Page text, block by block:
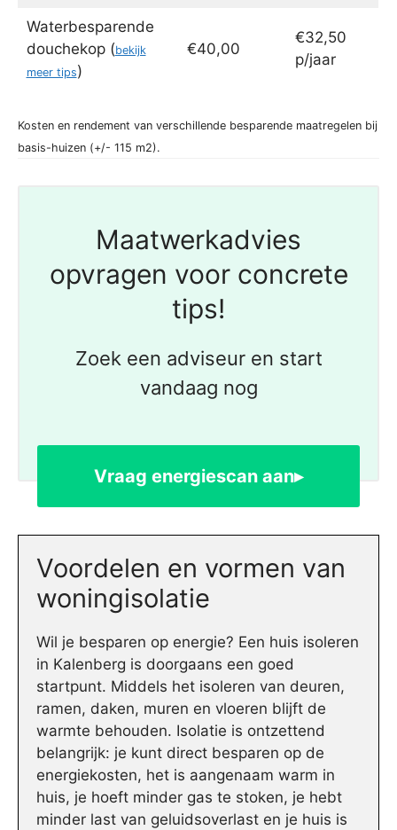
Waterbesparende
douchekop (bekijk
meer tips)
€40,00
€32,50
p/jaar
Kosten en rendement van verschillende besparende maatregelen bij
basis-huizen (+/- 115 m2).
Maatwerkadvies
opvragen voor concrete
tips!
Zoek een adviseur en start
vandaag nog
Vraag energiescan aan▸
Voordelen en vormen van
woningisolatie
Wil je besparen op energie? Een huis isoleren
in Kalenberg is doorgaans een goed
startpunt. Middels het isoleren van deuren,
ramen, daken, muren en vloeren blijft de
warmte behouden. Isolatie is ontzettend
belangrijk: je kunt direct besparen op de
energiekosten, het is aangenaam warm in
huis, je hoeft minder gas te stoken, je hebt
minder last van geluidsoverlast en je huis is